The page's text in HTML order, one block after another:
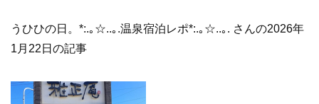
うひひの日。*:.｡☆..｡.温泉宿泊レポ*:.｡☆..｡. さんの2026年
1月22日の記事